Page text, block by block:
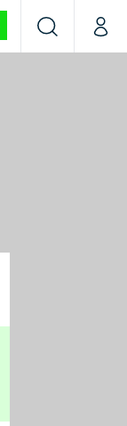
VyhledáváníMůj